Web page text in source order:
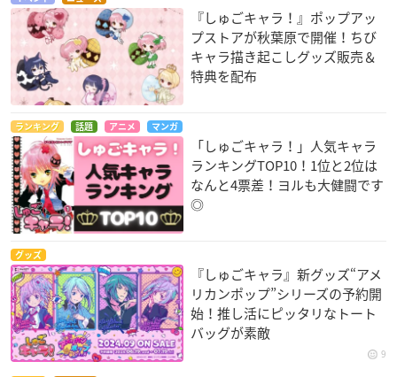
『しゅごキャラ！』ポップアッ
プストアが秋葉原で開催！ちび
キャラ描き起こしグッズ販売＆
特典を配布
ランキング 話題 アニメ マンガ
「しゅごキャラ！」人気キャラ
ランキングTOP10！1位と2位は
なんと4票差！ヨルも大健闘です
◎
グッズ
『しゅごキャラ』新グッズ“アメ
リカンポップ”シリーズの予約開
始！推し活にピッタリなトート
バッグが素敵
9